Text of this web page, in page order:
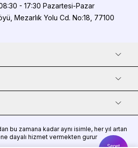
Sepet
- 17:30 Pazartesi-Pazar
Mezarlık Yolu Cd. No:18, 77100
bu zamana kadar aynı isimle, her yıl artan
dayalı hizmet vermekten gurur